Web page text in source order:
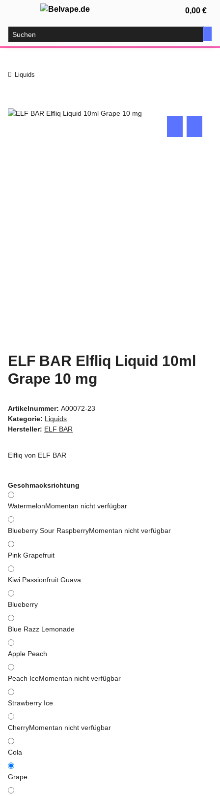
0,00 €
Liquids
ELF BAR Elfliq Liquid 10ml
Grape 10 mg
Artikelnummer: A00072-23
Kategorie: Liquids
Hersteller: ELF BAR
Elfliq von ELF BAR
Geschmacksrichtung
WatermelonMomentan nicht verfügbar
Blueberry Sour RaspberryMomentan nicht verfügbar
Pink Grapefruit
Kiwi Passionfruit Guava
Blueberry
Blue Razz Lemonade
Apple Peach
Peach IceMomentan nicht verfügbar
Strawberry Ice
CherryMomentan nicht verfügbar
Cola
Grape